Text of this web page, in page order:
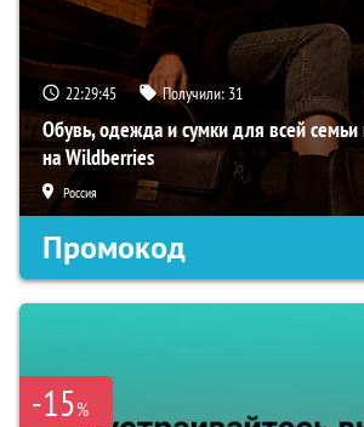
22:29:44 Получили: 31
Обувь, одежда и сумки для всей семьи
на Wildberries
Россия
Промокод
-15%